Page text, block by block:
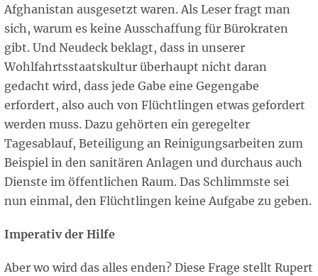
Afghanistan ausgesetzt waren. Als Leser fragt man
sich, warum es keine Ausschaffung für Bürokraten
gibt. Und Neudeck beklagt, dass in unserer
Wohlfahrtsstaatskultur überhaupt nicht daran
gedacht wird, dass jede Gabe eine Gegengabe
erfordert, also auch von Flüchtlingen etwas gefordert
werden muss. Dazu gehörten ein geregelter
Tagesablauf, Beteiligung an Reinigungsarbeiten zum
Beispiel in den sanitären Anlagen und durchaus auch
Dienste im öffentlichen Raum. Das Schlimmste sei
nun einmal, den Flüchtlingen keine Aufgabe zu geben.
Imperativ der Hilfe
Aber wo wird das alles enden? Diese Frage stellt Rupert